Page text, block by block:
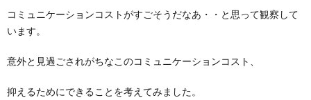
コミュニケーションコストがすごそうだなあ・・と思って観察して
います。
意外と見過ごされがちなこのコミュニケーションコスト、
抑えるためにできることを考えてみました。